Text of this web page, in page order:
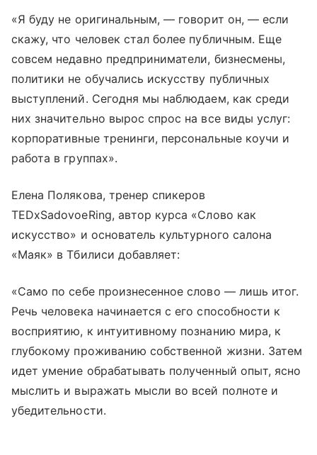
«Я буду не оригинальным, — говорит он, — если
скажу, что человек стал более публичным. Еще
совсем недавно предприниматели, бизнесмены,
политики не обучались искусству публичных
выступлений. Сегодня мы наблюдаем, как среди
них значительно вырос спрос на все виды услуг:
корпоративные тренинги, персональные коучи и
работа в группах».
Елена Полякова, тренер спикеров
TEDxSadovoeRing, автор курса «Слово как
искусство» и основатель культурного салона
«Маяк» в Тбилиси добавляет:
«Само по себе произнесенное слово — лишь итог.
Речь человека начинается с его способности к
восприятию, к интуитивному познанию мира, к
глубокому проживанию собственной жизни. Затем
идет умение обрабатывать полученный опыт, ясно
мыслить и выражать мысли во всей полноте и
убедительности.